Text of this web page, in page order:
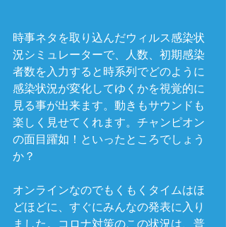
時事ネタを取り込んだウィルス感染状
況シミュレーターで、人数、初期感染
者数を入力すると時系列でどのように
感染状況が変化してゆくかを視覚的に
見る事が出来ます。動きもサウンドも
楽しく見せてくれます。チャンピオン
の面目躍如！といったところでしょう
か？
オンラインなのでもくもくタイムはほ
どほどに、すぐにみんなの発表に入り
ました。コロナ対策のこの状況は、普